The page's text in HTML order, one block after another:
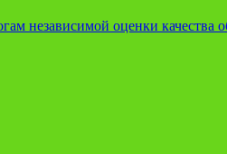
независимой оценки качества